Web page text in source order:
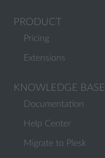
PRODUCT
Pricing
Extensions
KNOWLEDGE BASE
Documentation
Help Center
Migrate to Plesk